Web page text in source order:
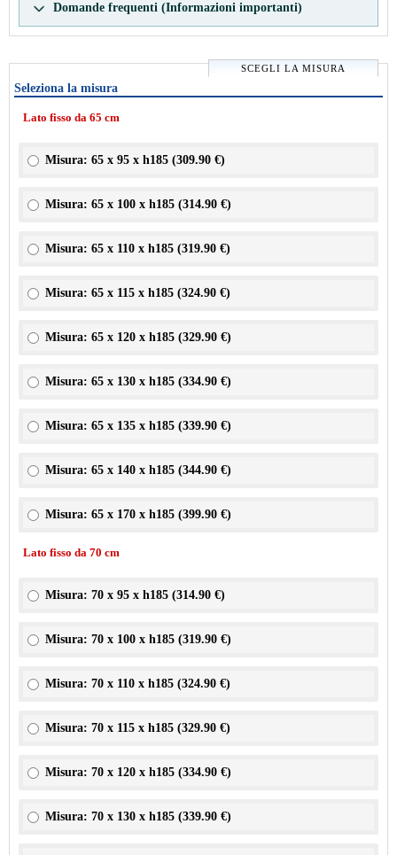
Domande frequenti (Informazioni importanti)
SCEGLI LA MISURA
Seleziona la misura
Lato fisso da 65 cm
Misura: 65 x 95 x h185 (309.90 €)
Misura: 65 x 100 x h185 (314.90 €)
Misura: 65 x 110 x h185 (319.90 €)
Misura: 65 x 115 x h185 (324.90 €)
Misura: 65 x 120 x h185 (329.90 €)
Misura: 65 x 130 x h185 (334.90 €)
Misura: 65 x 135 x h185 (339.90 €)
Misura: 65 x 140 x h185 (344.90 €)
Misura: 65 x 170 x h185 (399.90 €)
Lato fisso da 70 cm
Misura: 70 x 95 x h185 (314.90 €)
Misura: 70 x 100 x h185 (319.90 €)
Misura: 70 x 110 x h185 (324.90 €)
Misura: 70 x 115 x h185 (329.90 €)
Misura: 70 x 120 x h185 (334.90 €)
Misura: 70 x 130 x h185 (339.90 €)